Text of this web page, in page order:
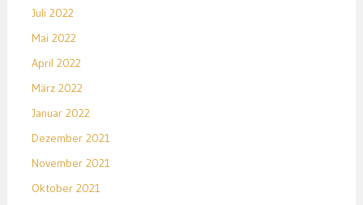
Juli 2022
Mai 2022
April 2022
März 2022
Januar 2022
Dezember 2021
November 2021
Oktober 2021